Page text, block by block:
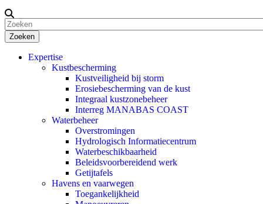
Zoeken
Expertise
Kustbescherming
Kustveiligheid bij storm
Erosiebescherming van de kust
Integraal kustzonebeheer
Interreg MANABAS COAST
Waterbeheer
Overstromingen
Hydrologisch Informatiecentrum
Waterbeschikbaarheid
Beleidsvoorbereidend werk
Getijtafels
Havens en vaarwegen
Toegankelijkheid